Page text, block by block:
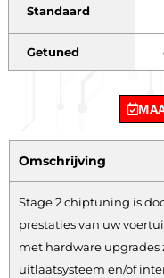
Standaard
Getuned
Omschrijving
Stage 2 chiptuning is
prestaties van uw
met hardware upgrades
uitlaatsysteem en/of